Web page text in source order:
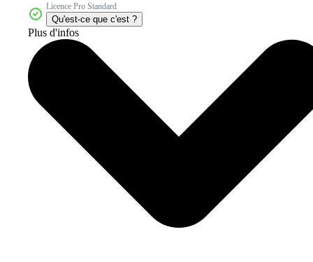
Licence Pro Standard
Qu'est-ce que c'est ?
Plus d'infos